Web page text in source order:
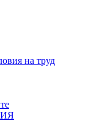
на труд